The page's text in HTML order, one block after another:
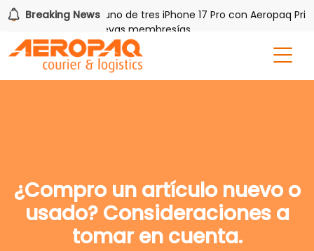
Breaking NewsGana uno de tres iPhone 17 Pro con Aeropaq Prime
por tres meses nuevas membresías
¿Compro un artículo nuevo o
usado? Consideraciones a
tomar en cuenta.